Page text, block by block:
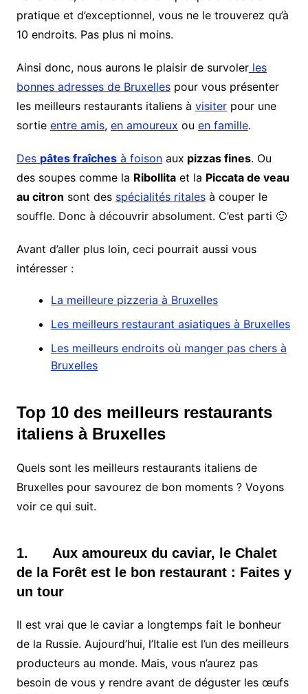
pratique et d’exceptionnel, vous ne le trouverez qu’à
10 endroits. Pas plus ni moins.
Ainsi donc, nous aurons le plaisir de survolerles
bonnes adresses de Bruxellespour vous présenter
les meilleurs restaurants italiens à visiterpour une
sortie entre amis, en amoureux ou en famille.
Des pâtes fraîchesà foisonaux pizzas fines. Ou
des soupes comme la Ribollitaet la Piccata de veau
au citron sont des spécialités ritalesà couper le
souffle. Donc à découvrir absolument. C’est parti 🙂
Avant d’aller plus loin, ceci pourrait aussi vous
intéresser :
La meilleure pizzeria à Bruxelles
Les meilleurs restaurant asiatiques à Bruxelles
Les meilleurs endroits où manger pas chers à
Bruxelles
Top 10 des meilleurs restaurants
italiens à Bruxelles
Quels sont les meilleurs restaurants italiens de
Bruxelles pour savourez de bon moments ? Voyons
voir ce qui suit.
1. Aux amoureux du caviar, le Chalet
de la Forêt est le bon restaurant : Faites y
un tour
Il est vrai que le caviar a longtemps fait le bonheur
de la Russie. Aujourd’hui, l’Italie est l’un des meilleurs
producteurs au monde. Mais, vous n’aurez pas
besoin de vous y rendre avant de déguster les œufs